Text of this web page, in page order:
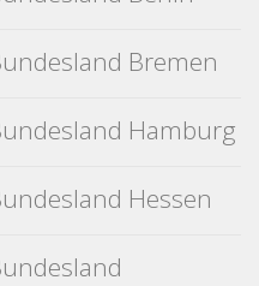
Bremen
Hamburg
Hessen